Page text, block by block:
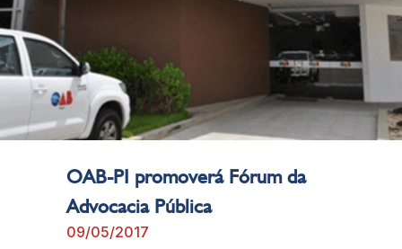
OAB-PI promoverá Fórum da
Advocacia Pública
09/05/2017